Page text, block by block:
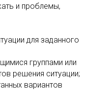
и проблемы,
для заданного
группами или
решения ситуации;
вариантов